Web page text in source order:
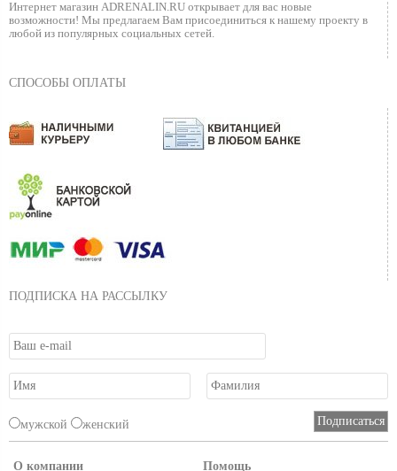
Интернет магазин ADRENALIN.RU открывает для вас новые
возможности! Мы предлагаем Вам присоединиться к нашему проекту в
любой из популярных социальных сетей.
СПОСОБЫ ОПЛАТЫ
ПОДПИСКА НА РАССЫЛКУ
мужской женский
О компании Помощь